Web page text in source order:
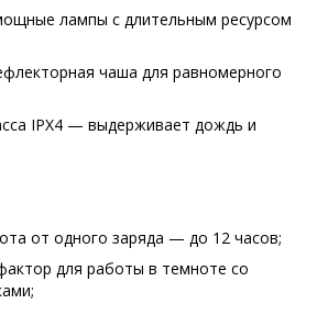
лампы с длительным ресурсом
чаша для равномерного
IPX4 — выдерживает дождь и
от одного заряда — до 12 часов;
для работы в темноте со